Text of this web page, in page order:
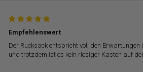
Empfehlenswert
Der Rucksack entspricht voll den
und trotzdem ist es kein riesiger Kasten auf